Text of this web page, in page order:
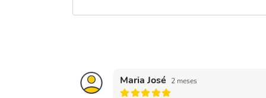
Maria José 2 meses